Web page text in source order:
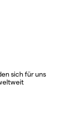
sich für uns